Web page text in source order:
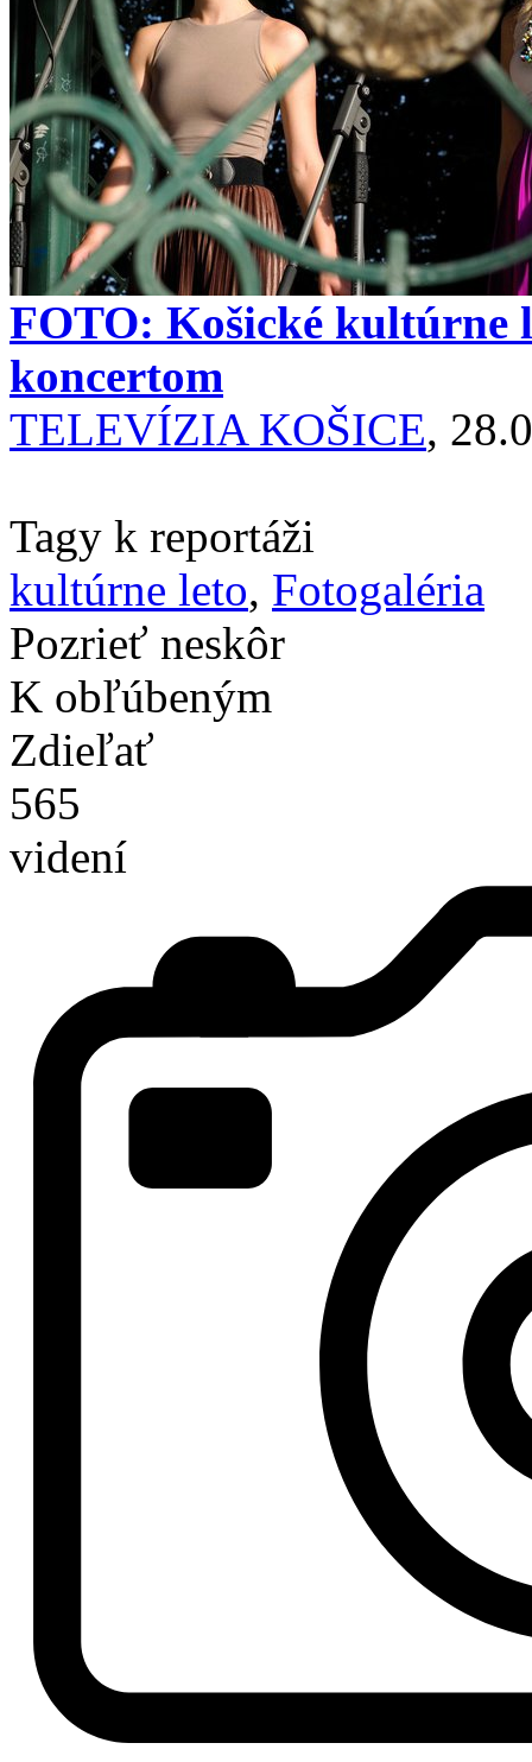
FOTO: Košické
koncertom
TELEVÍZIA KOŠICE,
Tagy k reportáži
kultúrne leto, Fotogaléria
Pozrieť neskôr
K obľúbeným
Zdieľať
565
videní